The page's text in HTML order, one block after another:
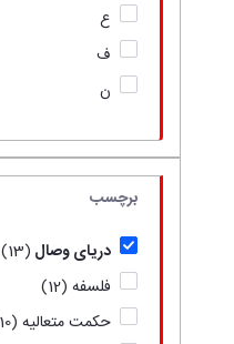
ع
ف
ن
برچسب
دریای وصال (13)
فلسفه (12)
حکمت متعالیه (10)